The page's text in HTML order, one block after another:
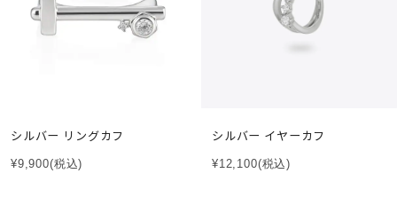
シルバー リングカフ
¥9,900(税込)
シルバー イヤーカフ
¥12,100(税込)